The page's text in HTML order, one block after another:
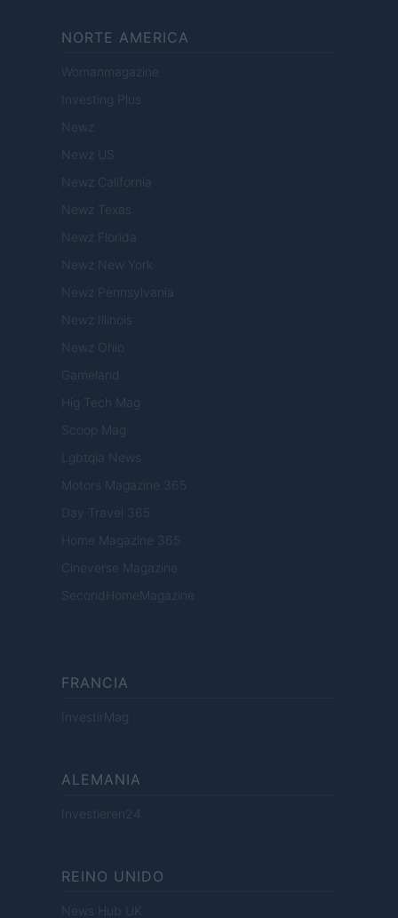
NORTE AMERICA
Womanmagazine
Investing Plus
Newz
Newz US
Newz California
Newz Texas
Newz Florida
Newz New York
Newz Pennsylvania
Newz Illinois
Newz Ohio
Gameland
Hig Tech Mag
Scoop Mag
Lgbtqia News
Motors Magazine 365
Day Travel 365
Home Magazine 365
Cineverse Magazine
SecondHomeMagazine
FRANCIA
InvestirMag
ALEMANIA
Investieren24
REINO UNIDO
News Hub UK